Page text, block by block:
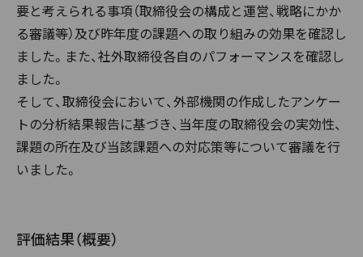
要と考えられる事項（取締役会の構成と運営、戦略にかか
る審議等）及び昨年度の課題への取り組みの効果を確認し
ました。また、社外取締役各自のパフォーマンスを確認し
ました。
そして、取締役会において、外部機関の作成したアンケー
トの分析結果報告に基づき、当年度の取締役会の実効性、
課題の所在及び当該課題への対応策等について審議を行
いました。
評価結果（概要）